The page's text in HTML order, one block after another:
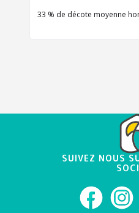
SUIVEZ NOUS